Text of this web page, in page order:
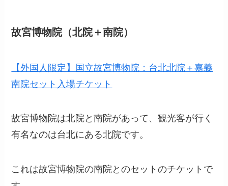
故宮博物院（北院＋南院）
【外国人限定】国立故宮博物院：台北北院＋嘉義
南院セット入場チケット
故宮博物院は北院と南院があって、観光客が行く
有名なのは台北にある北院です。
これは故宮博物院の南院とのセットのチケットで